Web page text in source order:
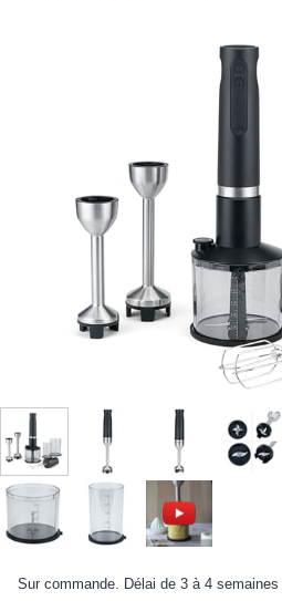
Sur commande. Délai de 3 à 4